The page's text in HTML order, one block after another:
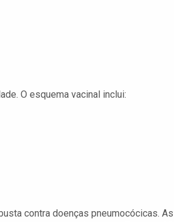
O esquema vacinal inclui:
contra doenças pneumocócicas. As